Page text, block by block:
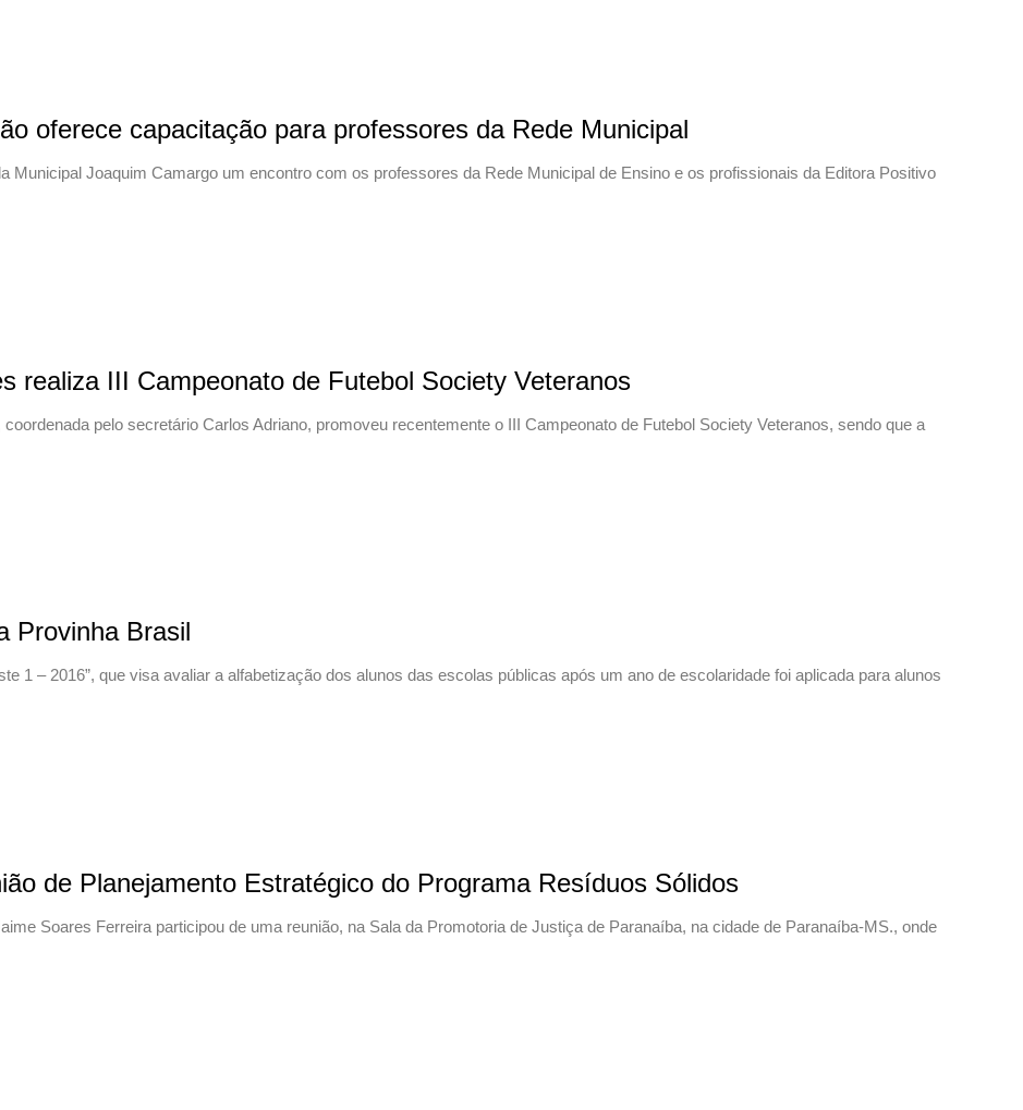
oferece capacitação para professores da Rede Municipal
Municipal Joaquim Camargo um encontro com os professores da Rede Municipal de Ensino e os profissionais da Editora Positivo
realiza III Campeonato de Futebol Society Veteranos
pelo secretário Carlos Adriano, promoveu recentemente o III Campeonato de Futebol Society Veteranos, sendo que a
Provinha Brasil
– 2016”, que visa avaliar a alfabetização dos alunos das escolas públicas após um ano de escolaridade foi aplicada para alunos
de Planejamento Estratégico do Programa Resíduos Sólidos
Soares Ferreira participou de uma reunião, na Sala da Promotoria de Justiça de Paranaíba, na cidade de Paranaíba-MS., onde